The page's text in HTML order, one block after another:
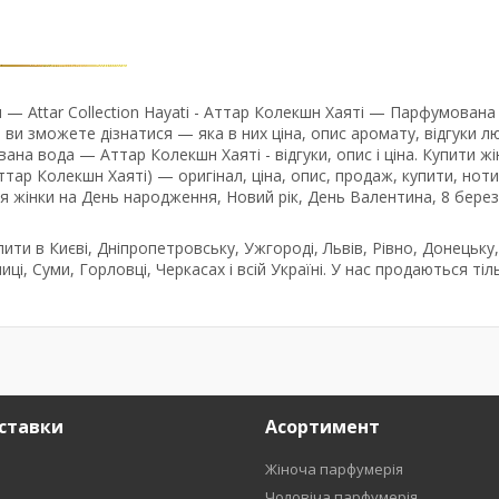
Attar Collection Hayati - Аттар Колекшн Хаяті — Парфумована
зможете дізнатися — яка в них ціна, опис аромату, відгуки
вода — Аттар Колекшн Хаяті - відгуки, опис і ціна. Купити
Колекшн Хаяті) — оригінал, ціна, опис, продаж, купити,
жінки на День народження, Новий рік, День Валентина, 8
в Києві, Дніпропетровську, Ужгороді, Львів, Рівно, Донецьку,
Суми, Горловці, Черкасах і всій Україні. У нас продаються
Асортимент
Жіноча парфумерія